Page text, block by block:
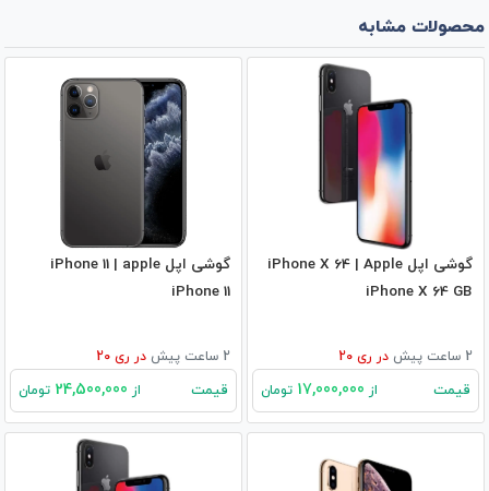
محصولات مشابه
گوشی اپل iPhone X 64 | Apple
iPhone X 64 GB
2 ساعت پیش در ری 20
قیمت از تومان
گوشی اپل iPhone 11 | apple
iPhone 11
2 ساعت پیش در ری 20
قیمت از تومان